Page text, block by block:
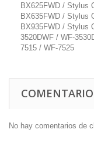
BX625FWD / Stylus
BX635FWD / Stylus
BX935FWD / Stylus
3520DWF / WF-
7515 / WF-7525
No hay comentarios de